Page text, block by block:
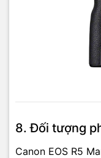
8. Đối tượng
Canon EOS R5